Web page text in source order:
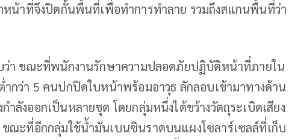
าหน้าที่จึงปิดกั้นพื้นที่เพื่อทำการทำลาย รวมถึงสแกนพื้นที่ว่า
ว่า ขณะที่พนักงานรักษาความปลอดภัยปฏิบัติหน้าที่ภายใน
กว่า 5 คนปกปิดใบหน้าพร้อมอาวุธ ลักลอบเข้ามาทางด้าน
ลังออกเป็นหลายชุด โดยกลุ่มหนึ่งได้ขว้างวัตถุระเบิดเสียง
ณะที่อีกกลุ่มใช้น้ำมันเบนซินราดบนแผงโซลาร์เซลล์ที่เก็บ